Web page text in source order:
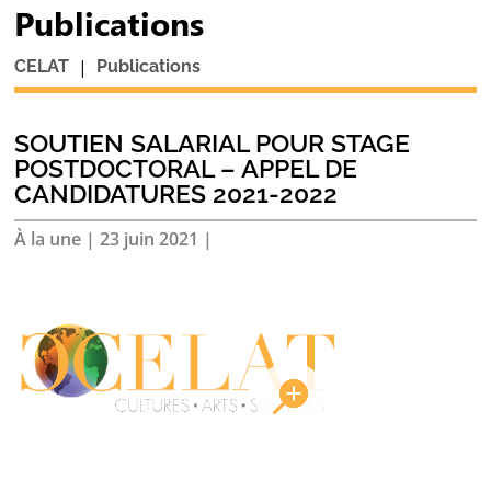
Publications
CELAT | Publications
SOUTIEN SALARIAL POUR STAGE
POSTDOCTORAL – APPEL DE
CANDIDATURES 2021-2022
À la une |23 juin 2021 |